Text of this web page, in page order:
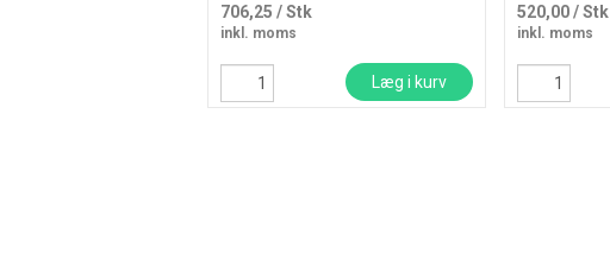
706,25 / Stk
inkl. moms
Læg i kurv
520,00/ Stk
inkl. moms